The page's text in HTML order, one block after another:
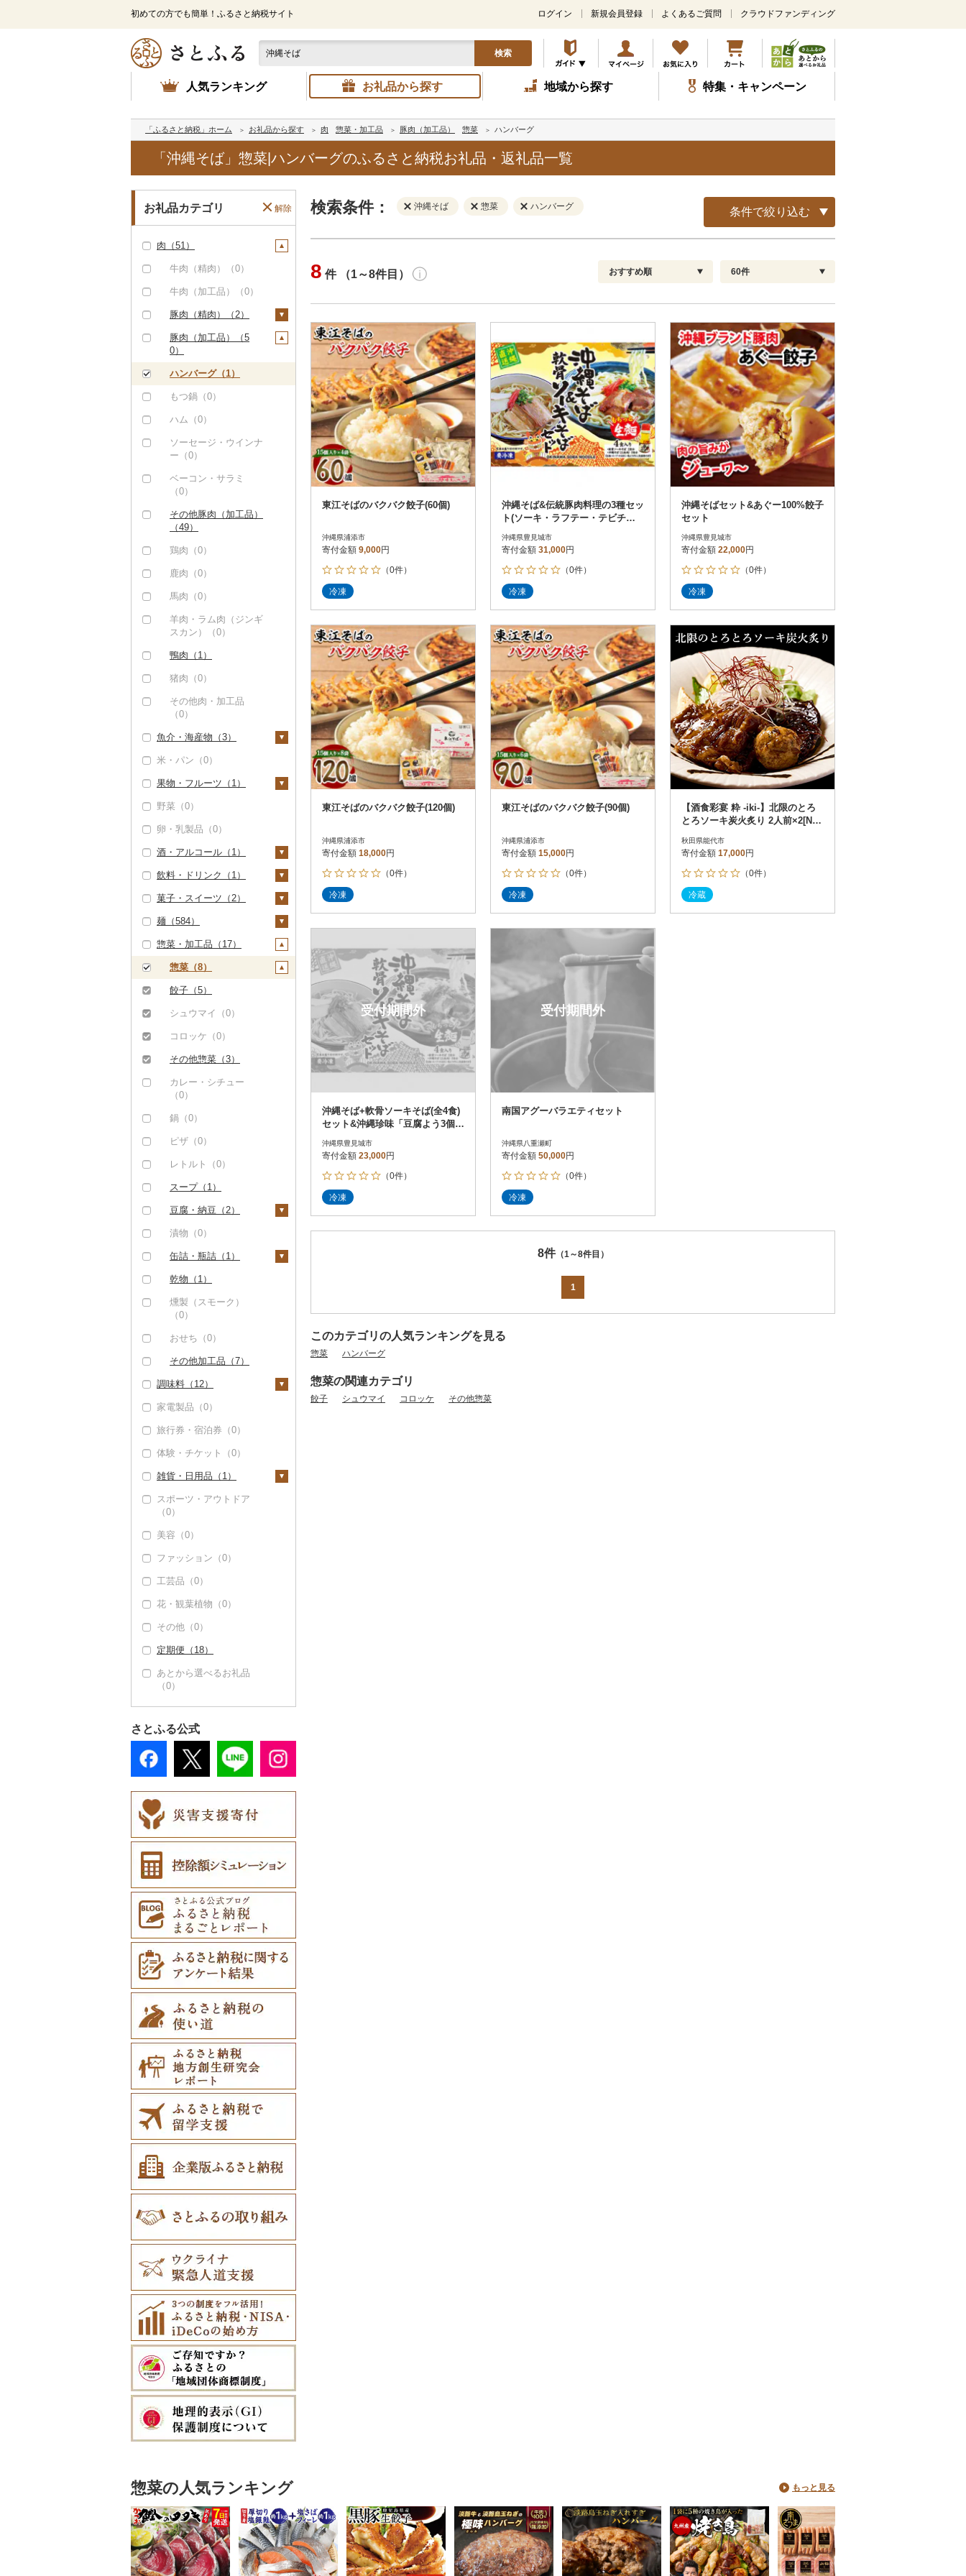
初めての方でも簡単！ふるさと納税サイト
メ
ン
コ
ン
テ
ツ
ッ
ログイン 新規会員登録 よくあるご質問 クラウドファンディング
検索
人気ランキング お礼品から探す 地域から探す 特集・キャンペーン
「ふるさと納税」ホーム お礼品から探す 肉 惣菜・加工品 豚肉（加工品） 惣菜 ハンバーグ
「沖縄そば」惣菜|ハンバーグのふるさと納税お礼品・返礼品一覧
お礼品カテゴリ 解除
肉（51）
牛肉（精肉）（0）
牛肉（加工品）（0）
豚肉（精肉）（2）
ステーキ（0）
すき焼き（0）
しゃぶしゃぶ（1）
その他豚肉（精肉）
豚肉（加工品）（5
0）
ハンバーグ（1）
もつ鍋（0）
ハム（0）
ソーセージ・ウインナ
ー（0）
ベーコン・サラミ
（0）
その他豚肉（加工品）
（49）
鶏肉（0）
鹿肉（0）
馬肉（0）
羊肉・ラム肉（ジンギ
スカン）（0）
鴨肉（1）
猪肉（0）
その他肉・加工品
（0）
魚介・海産物（3）
カニ（0）
エビ（1）
甘エビ（0）
ボタンエビ（0）
伊勢海老（0）
その他エビ（1）
いくら（0）
うに（0）
明太子・たらこ（1）
明太子（1）
たらこ（0）
その他魚卵（0）
貝（0）
うなぎ（0）
鮮魚（0）
イカ・タコ（0）
海苔・海藻（1）
海苔（0）
わかめ（0）
ひじき（0）
その他海苔・海藻
（1）
干物（0）
その他魚介・加工品
（0）
（0）
その他魚介・加工品
米・パン（0）
果物・フルーツ（1）
ぶどう・マスカット
梨（0）
マンゴー（1）
ドライフルーツ（0）
その他果物（1）
びわ（0）
ブルーベリー（0）
パイナップル（1）
栗（0）
その他果物（0）
野菜（0）
卵・乳製品（0）
酒・アルコール（1）
ビール・発泡酒（1）
ビール（0）
発泡酒（0）
地ビール・クラフトビ
ール（0）
日本酒（0）
焼酎（0）
梅酒（0）
泡盛（0）
ワイン（0）
ウイスキー（0）
リキュール・洋酒
ノンアルコール（0）
その他酒（0）
飲料・ドリンク（1）
水・ミネラルウォータ
（0）
茶（0）
果汁飲料（1）
りんごジュース（0）
みかんジュース（オレ
ンジジュース）（0）
紅茶（0）
その他飲料・ジュース
（0）
菓子・スイーツ（2）
ケーキ（0）
クッキー（0）
焼き菓子（0）
プリン（0）
ゼリー（0）
チョコレート（0）
カステラ（0）
アイス・ジェラート
（0）
その他洋菓子（2）
煎餅・おかき（0）
羊羹（0）
饅頭（0）
大福（0）
その他和菓子（0）
麺（584）
ラーメン（3）
うどん（108）
そば（262）
パスタ（0）
ひやむぎ（4）
そうめん（4）
その他麺（230）
惣菜・加工品（17）
惣菜（8）
餃子（5）
シュウマイ（0）
コロッケ（0）
その他惣菜（3）
カレー・シチュー
（0）
鍋（0）
ピザ（0）
レトルト（0）
スープ（1）
豆腐・納豆（2）
豆腐（2）
納豆（0）
漬物（0）
缶詰・瓶詰（1）
肉（0）
魚（0）
（1）
乾物（1）
燻製（スモーク）
（0）
おせち（0）
その他加工品（7）
調味料（12）
砂糖（0）
塩（0）
醤油（1）
味噌（0）
酢（0）
こしょう（1）
その他調味料（8）
家電製品（0）
旅行券・宿泊券（0）
体験・チケット（0）
雑貨・日用品（1）
家具・インテリア
（0）
寝具（0）
タオル（0）
文房具・印鑑（0）
食器（1）
グラス・カップ（0）
タンブラー（0）
箸（0）
ナイフ（0）
皿・椀（0）
弁当箱（0）
その他食器（1）
キッチン用品（0）
日用品（0）
楽器・器材（0）
（0）
ご当地キャラクター
（0）
ベビー用品（0）
ペット用品（0）
防災グッズ（0）
その他雑貨（0）
スポーツ・アウトドア
（0）
美容（0）
ファッション（0）
工芸品（0）
花・観葉植物（0）
その他（0）
定期便（18）
あとから選べるお礼品
（0）
さとふる公式
検索条件： 沖縄そば 惣菜 ハンバーグ 条件で絞り込む
円
決済方法 解除
PayPay
クレジットカード決済
Amazon Pay
楽天ペイ
メルペイ
コンビニ支払い
ソフトバンクまとめて支払い
d払い
解除
発送種別 解除
通常
冷蔵便
冷凍便
配送指定 解除
お届け日時指定可
お届け時間帯指定可
発送される月指定可
その他 解除
さとふる限定のお礼品
定期便
さとふるアプリdeワンストップ申請
対象
結果を見る（
8 件 （1～8件目） おすすめ順
新着順
レビュー件数順
レビュー評価順
寄付金額が高い順
寄付金額が低い順
60件
60
90
120
東江そばのバクバク餃子(60個)
沖縄県浦添市
寄付金額 9,000円
（0件）
冷凍
沖縄そば&伝統豚肉料理の3種セッ
ト(ソーキ・ラフテー・テビチセ
ット)
沖縄県豊見城市
寄付金額 31,000円
（0件）
冷凍
沖縄そばセット&あぐー100%餃子
セット
沖縄県豊見城市
寄付金額 22,000円
（0件）
冷凍
東江そばのバクバク餃子(120個)
沖縄県浦添市
寄付金額 18,000円
（0件）
冷凍
東江そばのバクバク餃子(90個)
沖縄県浦添市
寄付金額 15,000円
（0件）
冷凍
【酒食彩宴 粋 -iki-】北限のとろ
とろソーキ炭火炙り 2人前×2[No.
秋田県能代市
寄付金額 17,000円
（0件）
冷蔵
受付期間外
沖縄そば+軟骨ソーキそば(全4食)
セット&沖縄珍味「豆腐よう3個
沖縄県豊見城市
寄付金額 23,000円
（0件）
冷凍
受付期間外
南国アグーバラエティセット
沖縄県八重瀬町
寄付金額 50,000円
（0件）
冷凍
8件（1～8件目）
1
このカテゴリの人気ランキングを見る
惣菜 ハンバーグ
惣菜の関連カテゴリ
餃子 シュウマイ コロッケ その他惣菜
惣菜の人気ランキング もっと見る